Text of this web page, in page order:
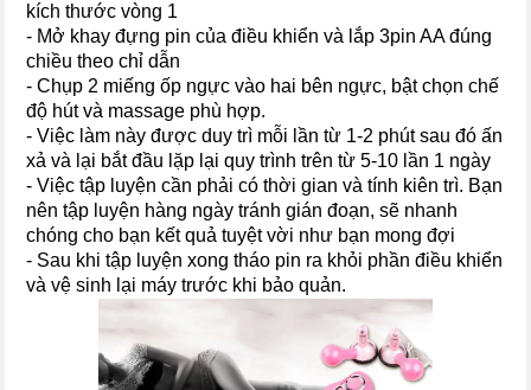
kích thước vòng 1
- Mở khay đựng pin của điều khiển và lắp 3pin AA đúng
chiều theo chỉ dẫn
- Chụp 2 miếng ốp ngực vào hai bên ngực, bật chọn chế
độ hút và massage phù hợp.
- Việc làm này được duy trì mỗi lần từ 1-2 phút sau đó ấn
xả và lại bắt đầu lặp lại quy trình trên từ 5-10 lần 1 ngày
- Việc tập luyện cần phải có thời gian và tính kiên trì. Bạn
nên tập luyện hàng ngày tránh gián đoạn, sẽ nhanh
chóng cho bạn kết quả tuyệt vời như bạn mong đợi
- Sau khi tập luyện xong tháo pin ra khỏi phần điều khiển
và vệ sinh lại máy trước khi bảo quản.